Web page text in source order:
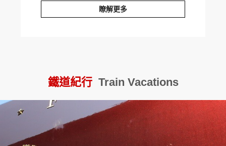
瞭解更多
鐵道紀行 Train Vacations